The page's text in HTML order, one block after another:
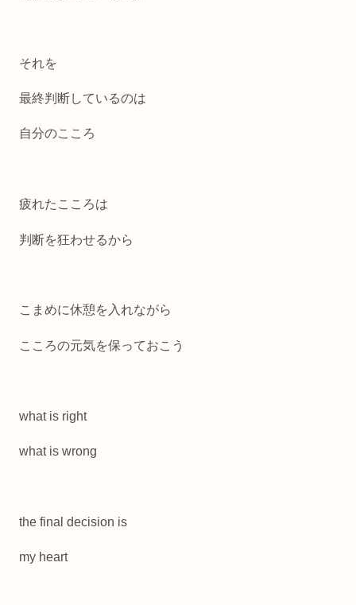
それを
最終判断しているのは
自分のこころ
疲れたこころは
判断を狂わせるから
こまめに休憩を入れながら
こころの元気を保っておこう
what is right
what is wrong
the final decision is
my heart